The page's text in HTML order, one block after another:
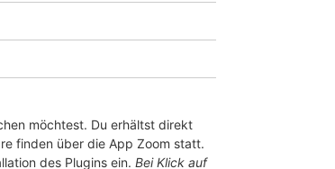
möchtest. Du erhältst direkt
finden über die App Zoom statt.
des Plugins ein. Bei Klick auf